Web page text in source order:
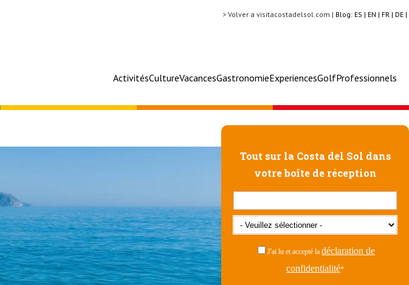
DE |
FR |
EN |
ES |
Blog:
> Volver a visitacostadelsol.com |
ActivitésCultureVacancesGastronomieExperiencesGolfProfessionnels
Tout sur la Costa del Sol dans
votre boîte de réception
J'ai lu et accepté ladéclaration de
confidentialité*